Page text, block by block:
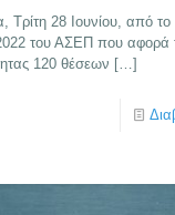
Τρίτη 28 Ιουνίου, από το
του ΑΣΕΠ που αφορά
120 θέσεων […]